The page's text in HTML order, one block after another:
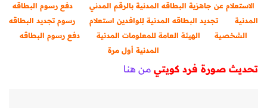
الاستعلام عن جاهزية البطاقه المدنية بالرقم المدني
دفع رسوم البطاقه
المدنية
تجديد البطاقه المدنية لِلوافدين استعلام
رسوم تجديد البطاقه
الشخصية
الهيئة العامة للمعلومات المدنية
دفع رسوم البطاقه
المدنية أول مرة
تحديث صورة فرد كويتي من هنا